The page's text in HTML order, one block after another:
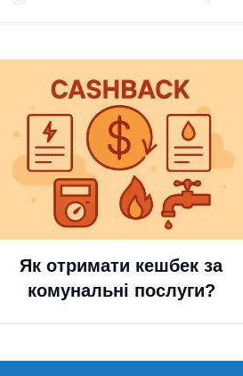
Як отримати кешбек за
комунальні послуги?